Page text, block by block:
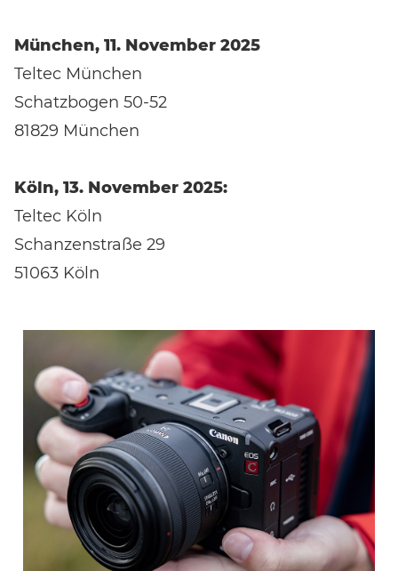
München, 11. November 2025
Teltec München
Schatzbogen 50-52
81829 München
Köln, 13. November 2025:
Teltec Köln
Schanzenstraße 29
51063 Köln